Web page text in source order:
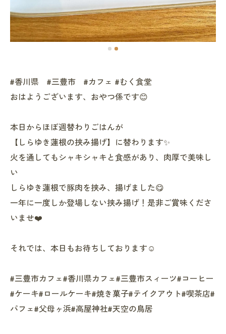
#香川県 #三豊市 #カフェ #むく食堂
おはようございます、おやつ係です😊
本日からほぼ週替わりごはんが
【しらゆき蓮根の挟み揚げ】に替わります✨
火を通してもシャキシャキと食感があり、肉厚で美味し
い
しらゆき蓮根で豚肉を挟み、揚げました😋
一年に一度しか登場しない挟み揚げ！是非ご賞味くださ
いませ❤️
それでは、本日もお待ちしております☺️
#三豊市カフェ#香川県カフェ#三豊市スィーツ#コーヒー
#ケーキ#ロールケーキ#焼き菓子#テイクアウト#喫茶店#
パフェ#父母ヶ浜#高屋神社#天空の鳥居